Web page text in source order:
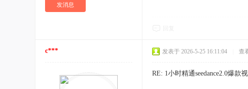
发消息
c*** 发表于 2026-5-25 16:11:04 查
RE: 1小时精通seedance2.0爆